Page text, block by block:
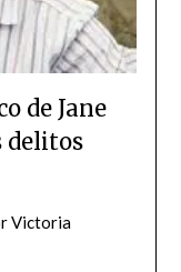
de Jane
delitos
Victoria